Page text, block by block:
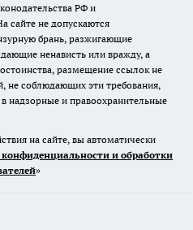
РФ и
сайте не допускаются
брань, разжигающие
ненависть или вражду, а
размещение ссылок не
не соблюдающих эти требования,
надзорные и правоохранительные
на сайте, вы автоматически
и обработки
»